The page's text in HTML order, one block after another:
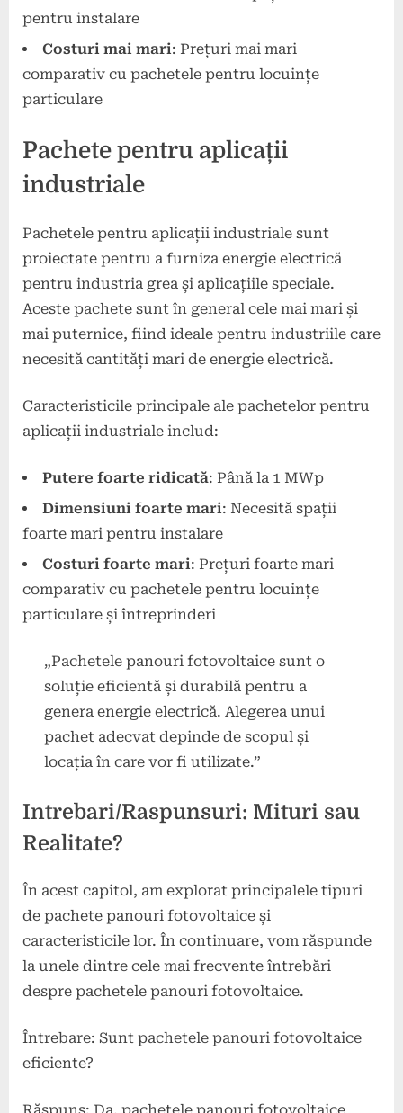
pentru instalare
Costuri mai mari: Prețuri mai mari
comparativ cu pachetele pentru locuințe
particulare
Pachete pentru aplicații
industriale
Pachetele pentru aplicații industriale sunt
proiectate pentru a furniza energie electrică
pentru industria grea și aplicațiile speciale.
Aceste pachete sunt în general cele mai mari și
mai puternice, fiind ideale pentru industriile care
necesită cantități mari de energie electrică.
Caracteristicile principale ale pachetelor pentru
aplicații industriale includ:
Putere foarte ridicată: Până la 1 MWp
Dimensiuni foarte mari: Necesită spații
foarte mari pentru instalare
Costuri foarte mari: Prețuri foarte mari
comparativ cu pachetele pentru locuințe
particulare și întreprinderi
„Pachetele panouri fotovoltaice sunt o
soluție eficientă și durabilă pentru a
genera energie electrică. Alegerea unui
pachet adecvat depinde de scopul și
locația în care vor fi utilizate.”
Intrebari/Raspunsuri: Mituri sau
Realitate?
În acest capitol, am explorat principalele tipuri
de pachete panouri fotovoltaice și
caracteristicile lor. În continuare, vom răspunde
la unele dintre cele mai frecvente întrebări
despre pachetele panouri fotovoltaice.
Întrebare: Sunt pachetele panouri fotovoltaice
eficiente?